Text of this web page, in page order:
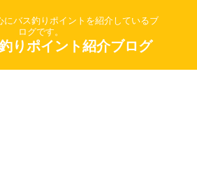
にバス釣りポイントを紹介しているブ
ログです。
りポイント紹介ブログ